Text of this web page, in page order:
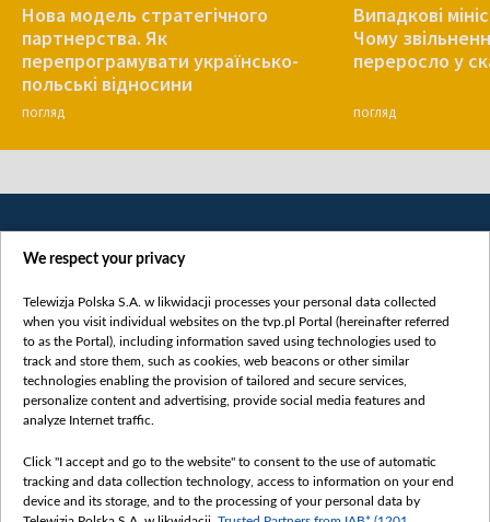
Нова модель стратегічного
партнерства. Як
перепрограмувати українсько-
польські відносини
ПОГЛЯД
Випадкові
Чому
переросло у
ПОГЛЯД
Категорії
Новини
Докладно
Погляд
Цікаво
We respect your privacy
Telewizja Polska S.A. w likwidacji processes your personal data collected
when you visit individual websites on the tvp.pl Portal (hereinafter referred
to as the Portal), including information saved using technologies used to
track and store them, such as cookies, web beacons or other similar
technologies enabling the provision of tailored and secure services,
personalize content and advertising, provide social media features and
analyze Internet traffic.
Click "I accept and go to the website" to consent to the use of automatic
tracking and data collection technology, access to information on your end
device and its storage, and to the processing of your personal data by